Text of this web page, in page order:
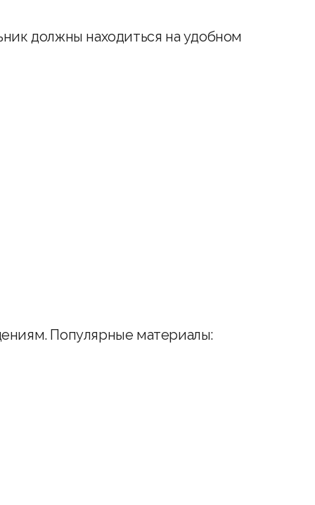
должны находиться на удобном
Популярные материалы: